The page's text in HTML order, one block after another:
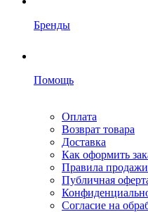
Бренды
Помощь
Оплата
Возврат товара
Доставка
Как оформить
Правила продажи
Публичная
Согласие на